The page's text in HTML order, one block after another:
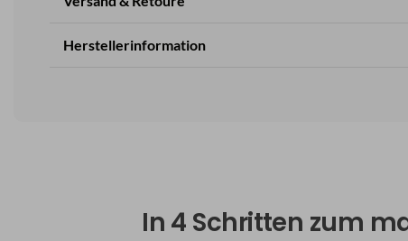
Herstellerinformation
In 4 Schritten zum